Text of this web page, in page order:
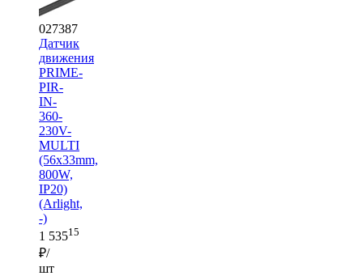
027387
Датчик
движения
PRIME-
PIR-
IN-
360-
230V-
MULTI
(56x33mm,
800W,
IP20)
(Arlight,
-)
1 53515
₽/
шт